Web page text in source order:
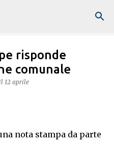
principali
risponde
comunale
12 aprile
nota stampa da parte